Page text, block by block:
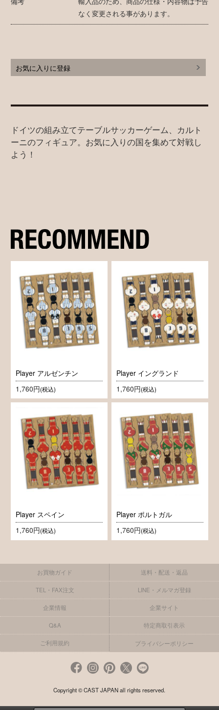
なく変更される事があります。
お気に入りに登録
ドイツの組み立てテーブルサッカーゲーム、カルト
ーニのフィギュア。お気に入りの国を集めて対戦し
よう！
Player アルゼンチン
1,760円(税込)
Player イングランド
1,760円(税込)
Player スペイン
1,760円(税込)
Player ポルトガル
1,760円(税込)
お買物ガイド 送料・配送・返品
TEL・FAX注文 LINE・メルマガ登録
企業情報 企業サイト
Q&A 特定商取引表示
ご利用規約 プライバシーポリシー
Copyright © CAST JAPAN all rights reserved.